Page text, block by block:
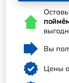
Вы
Цены